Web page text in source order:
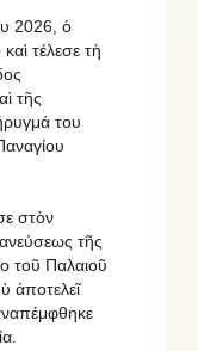
2026, ὁ
τέλεσε τὴ
τῆς
του
στὸν
τῆς
τοῦ Παλαιοῦ
ἀποτελεῖ